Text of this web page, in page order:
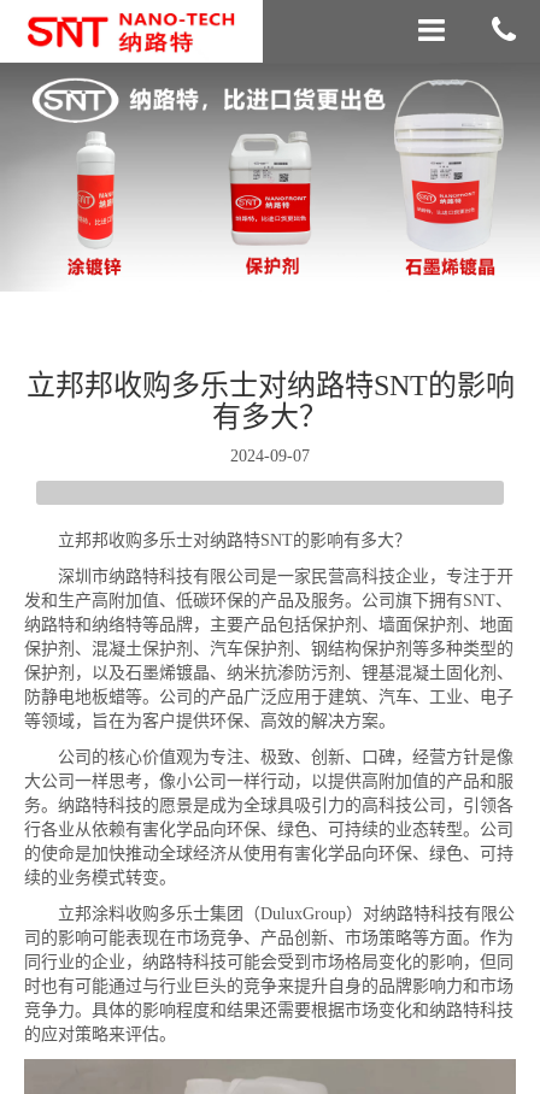
立邦邦收购多乐士对纳路特SNT的影响
有多大？
2024-09-07
立邦邦收购多乐士对纳路特SNT的影响有多大？
深圳市纳路特科技有限公司是一家民营高科技企业，专注于开
发和生产高附加值、低碳环保的产品及服务。公司旗下拥有SNT、
纳路特和纳络特等品牌，主要产品包括保护剂、墙面保护剂、地面
保护剂、混凝土保护剂、汽车保护剂、钢结构保护剂等多种类型的
保护剂，以及石墨烯镀晶、纳米抗渗防污剂、锂基混凝土固化剂、
防静电地板蜡等。公司的产品广泛应用于建筑、汽车、工业、电子
等领域，旨在为客户提供环保、高效的解决方案。
公司的核心价值观为专注、极致、创新、口碑，经营方针是像
大公司一样思考，像小公司一样行动，以提供高附加值的产品和服
务。纳路特科技的愿景是成为全球具吸引力的高科技公司，引领各
行各业从依赖有害化学品向环保、绿色、可持续的业态转型。公司
的使命是加快推动全球经济从使用有害化学品向环保、绿色、可持
续的业务模式转变。
立邦涂料收购多乐士集团（DuluxGroup）对纳路特科技有限公
司的影响可能表现在市场竞争、产品创新、市场策略等方面。作为
同行业的企业，纳路特科技可能会受到市场格局变化的影响，但同
时也有可能通过与行业巨头的竞争来提升自身的品牌影响力和市场
竞争力。具体的影响程度和结果还需要根据市场变化和纳路特科技
的应对策略来评估。